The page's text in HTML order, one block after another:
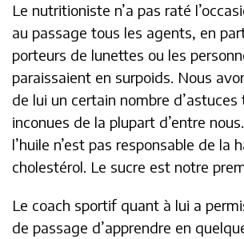
Le nutritioniste n’a pas raté
au passage tous les agents, en
porteurs de lunettes ou les
paraissaient en surpoids. Nous
de lui un certain nombre
inconues de la plupart d’entre
l’huile n’est pas responsable de la
cholestérol. Le sucre est notre
Le coach sportif quant à lui a
de passage d’apprendre en